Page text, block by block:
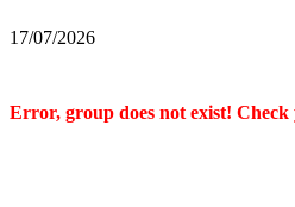
17/07/2026
Error, group does not exist!